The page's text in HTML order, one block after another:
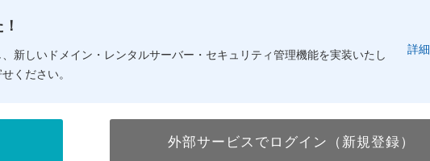
WHOIS検索 以下でもログイン可能
以下でも登録可能
新しいドメイン・レンタルサーバー・セキュリティ管理機能を実装いたし
ください。
詳細
外部サービスでログイン（新規登録）